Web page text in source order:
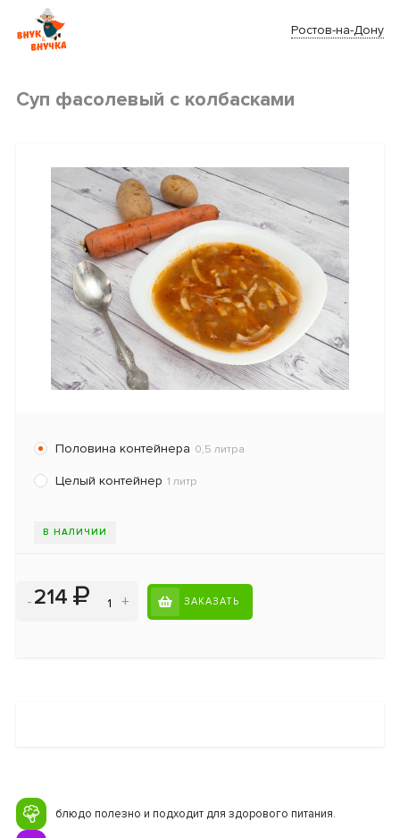
Ростов-на-Дону
Суп фасолевый с колбасками
Половина контейнера 0,5 литра
Целый контейнер 1 литр
В НАЛИЧИИ
- 214 + ЗАКАЗАТЬ
блюдо полезно и подходит для здорового питания.